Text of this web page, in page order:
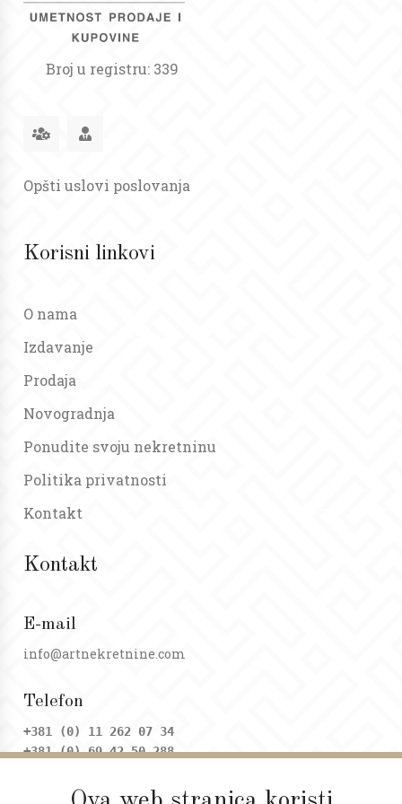
Broj u registru: 339
Opšti uslovi poslovanja
Korisni linkovi
O nama
Izdavanje
Prodaja
Novogradnja
Ponudite svoju nekretninu
Politika privatnosti
Kontakt
Kontakt
E-mail
info@artnekretnine.com
Telefon
+381 (0) 11 262 07 34
+381 (0) 69 42 50 288
Adresa